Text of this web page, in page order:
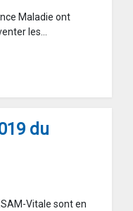
Maladie ont
les...
du
Vitale sont en